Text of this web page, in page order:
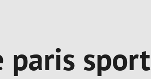
paris